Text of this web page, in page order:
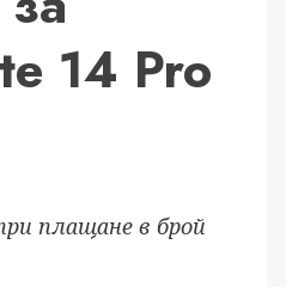
14 Pro
плащане в брой